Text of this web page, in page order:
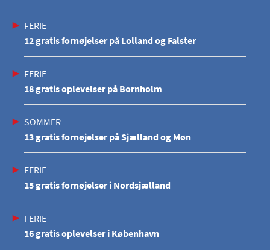
FERIE
12 gratis fornøjelser på Lolland og Falster
FERIE
18 gratis oplevelser på Bornholm
SOMMER
13 gratis fornøjelser på Sjælland og Møn
FERIE
15 gratis fornøjelser i Nordsjælland
FERIE
16 gratis oplevelser i København